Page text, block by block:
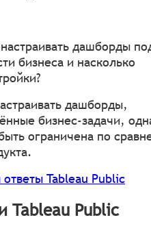
дашборды
бизнеса и насколько
дашборды,
бизнес-задачи,
ограничена по
Tableau Public
Tableau Public